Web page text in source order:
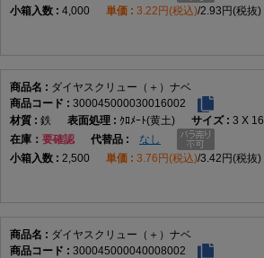
4,000
3.22円(税込) 2.93円(税抜)
ダイヤスクリュー（＋）ナベ
300045000030016002
鉄
ｸﾛﾒｰﾄ(黄土)
3 X 16
在庫
要確認
なし
2,500
3.76円(税込) 3.42円(税抜)
ダイヤスクリュー（＋）ナベ
300045000040008002